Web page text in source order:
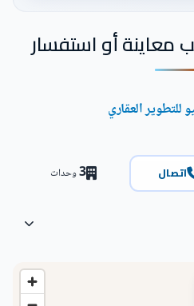
معاينة أو استفسار
للتطوير العقاري
اتصال 3وحدات